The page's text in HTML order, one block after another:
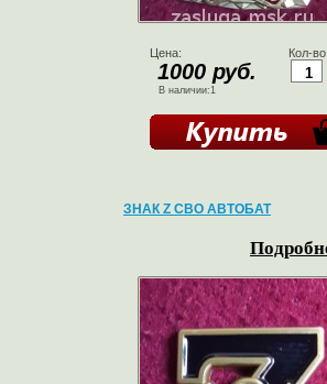
Цена:
1000 руб.
В наличии:1
Кол-
ЗНАК Z СВО АВТОБАТ